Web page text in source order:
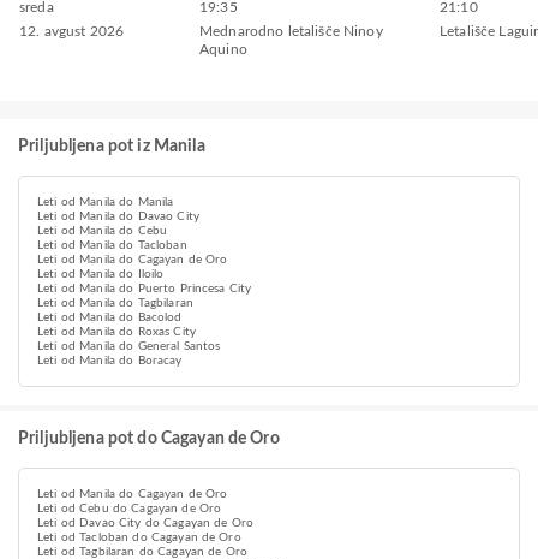
sreda
12. avgust 2026
19:35
Mednarodno letališče Ninoy
Aquino
21:10
Letališče
Priljubljena pot iz Manila
Leti od Manila do Manila
Leti od Manila do Davao City
Leti od Manila do Cebu
Leti od Manila do Tacloban
Leti od Manila do Cagayan de Oro
Leti od Manila do Iloilo
Leti od Manila do Puerto Princesa City
Leti od Manila do Tagbilaran
Leti od Manila do Bacolod
Leti od Manila do Roxas City
Leti od Manila do General Santos
Leti od Manila do Boracay
Priljubljena pot do Cagayan de Oro
Leti od Manila do Cagayan de Oro
Leti od Cebu do Cagayan de Oro
Leti od Davao City do Cagayan de Oro
Leti od Tacloban do Cagayan de Oro
Leti od Tagbilaran do Cagayan de Oro